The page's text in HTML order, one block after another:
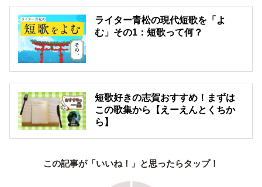
ライター青松の現代短歌を「よ
む」その1：短歌って何？
短歌好きの志賀おすすめ！まずは
この歌集から【えーえんとくちか
ら】
この記事が「いいね！」と思ったらタップ！